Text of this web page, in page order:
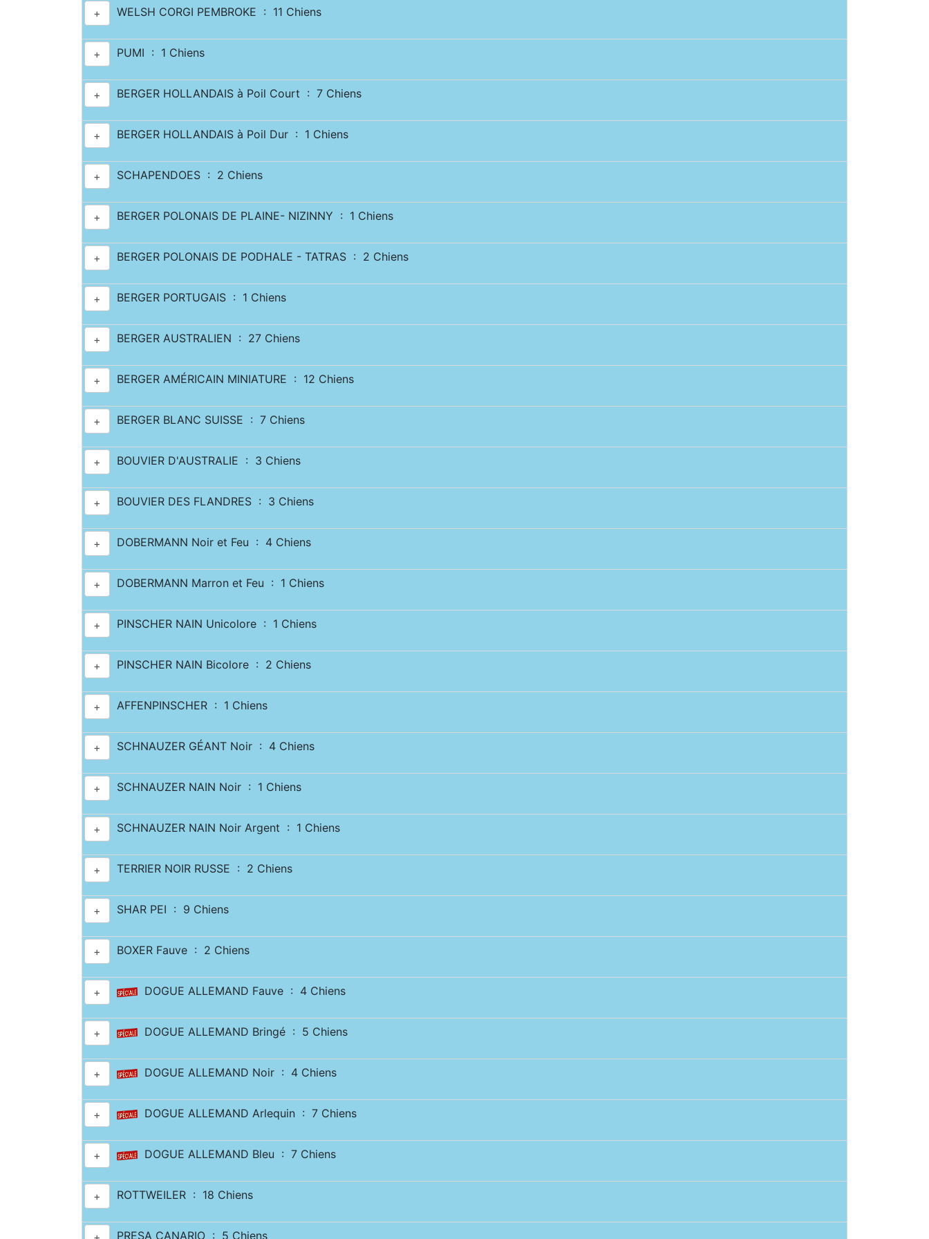
+ WELSH CORGI PEMBROKE : 11 Chiens
+ PUMI : 1 Chiens
+ BERGER HOLLANDAIS à Poil Court : 7 Chiens
+ BERGER HOLLANDAIS à Poil Dur : 1 Chiens
+ SCHAPENDOES : 2 Chiens
+ BERGER POLONAIS DE PLAINE- NIZINNY : 1 Chiens
+ BERGER POLONAIS DE PODHALE - TATRAS : 2 Chiens
+ BERGER PORTUGAIS : 1 Chiens
+ BERGER AUSTRALIEN : 27 Chiens
+ BERGER AMÉRICAIN MINIATURE : 12 Chiens
+ BERGER BLANC SUISSE : 7 Chiens
+ BOUVIER D'AUSTRALIE : 3 Chiens
+ BOUVIER DES FLANDRES : 3 Chiens
+ DOBERMANN Noir et Feu : 4 Chiens
+ DOBERMANN Marron et Feu : 1 Chiens
+ PINSCHER NAIN Unicolore : 1 Chiens
+ PINSCHER NAIN Bicolore : 2 Chiens
+ AFFENPINSCHER : 1 Chiens
+ SCHNAUZER GÉANT Noir : 4 Chiens
+ SCHNAUZER NAIN Noir : 1 Chiens
+ SCHNAUZER NAIN Noir Argent : 1 Chiens
+ TERRIER NOIR RUSSE : 2 Chiens
+ SHAR PEI : 9 Chiens
+ BOXER Fauve : 2 Chiens
+ DOGUE ALLEMAND Fauve : 4 Chiens
+ DOGUE ALLEMAND Bringé : 5 Chiens
+ DOGUE ALLEMAND Noir : 4 Chiens
+ DOGUE ALLEMAND Arlequin : 7 Chiens
+ DOGUE ALLEMAND Bleu : 7 Chiens
+ ROTTWEILER : 18 Chiens
PRESA CANARIO : 5 Chiens